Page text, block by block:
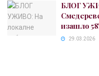
БЛОГ
изашло
29.03.2026